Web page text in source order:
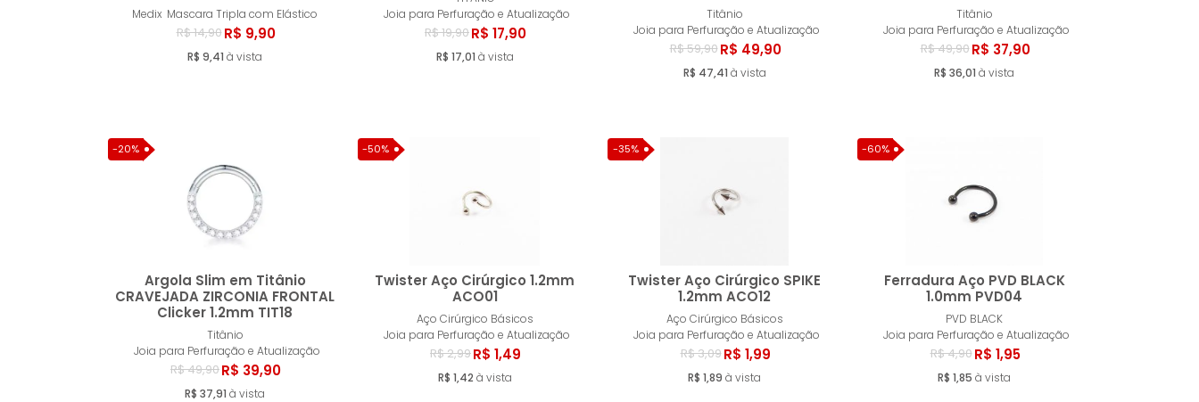
Medix Mascara Tripla com Elástico
R$ 14,90R$ 9,90
R$ 9,41 à vista
Comprar
Joia para Perfuração e Atualização
R$ 19,90R$ 17,90
R$ 17,01 à vista
Comprar
Titânio
Joia para Perfuração e Atualização
R$ 59,90R$ 49,90
R$ 47,41 à vista
Comprar
Titânio
Joia para Perfuração e Atualização
R$ 49,90R$ 37,90
R$ 36,01 à vista
Comprar
-20%
Argola Slim em Titânio
CRAVEJADA ZIRCONIA FRONTAL
Clicker 1.2mm TIT18
Titânio
Joia para Perfuração e Atualização
R$ 49,90R$ 39,90
R$ 37,91 à vista
Comprar
-50%
Twister Aço Cirúrgico 1.2mm
ACO01
Aço Cirúrgico Básicos
Joia para Perfuração e Atualização
R$ 2,99R$ 1,49
R$ 1,42 à vista
Comprar
-35%
Twister Aço Cirúrgico SPIKE
1.2mm ACO12
Aço Cirúrgico Básicos
Joia para Perfuração e Atualização
R$ 3,09R$ 1,99
R$ 1,89 à vista
Comprar
-60%
Ferradura Aço PVD BLACK
1.0mm PVD04
PVD BLACK
Joia para Perfuração e Atualização
R$ 4,90R$ 1,95
R$ 1,85 à vista
Comprar